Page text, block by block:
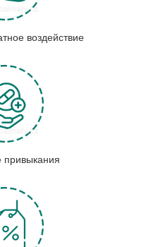
воздействие
привыкания